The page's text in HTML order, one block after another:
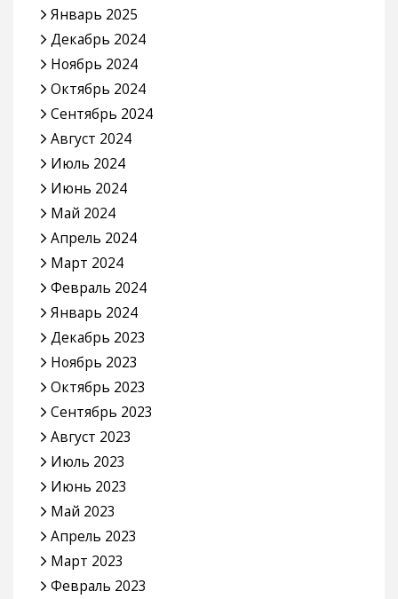
Январь 2025
Декабрь 2024
Ноябрь 2024
Октябрь 2024
Сентябрь 2024
Август 2024
Июль 2024
Июнь 2024
Май 2024
Апрель 2024
Март 2024
Февраль 2024
Январь 2024
Декабрь 2023
Ноябрь 2023
Октябрь 2023
Сентябрь 2023
Август 2023
Июль 2023
Июнь 2023
Май 2023
Апрель 2023
Март 2023
Февраль 2023